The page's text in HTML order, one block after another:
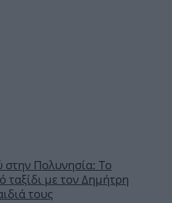
Πολυνησία: Το
ταξίδι με τον Δημήτρη
τους